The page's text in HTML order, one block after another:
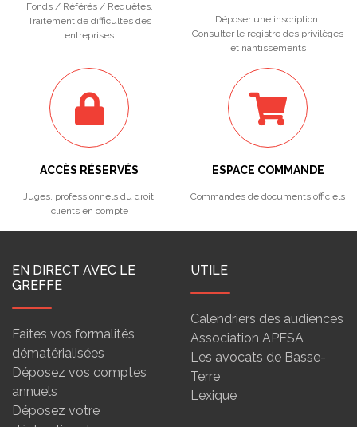
Fonds / Référés / Requêtes.
Traitement de difficultés des
entreprises
Déposer une inscription.
Consulter le registre des privilèges
et nantissements
ACCÈS RÉSERVÉS
Juges, professionnels du droit,
clients en compte
ESPACE COMMANDE
Commandes de documents officiels
EN DIRECT AVEC LE
GREFFE
Faites vos formalités
dématérialisées
Déposez vos comptes
annuels
Déposez votre
UTILE
Calendriers des audiences
Association APESA
Les avocats de Basse-
Terre
Lexique